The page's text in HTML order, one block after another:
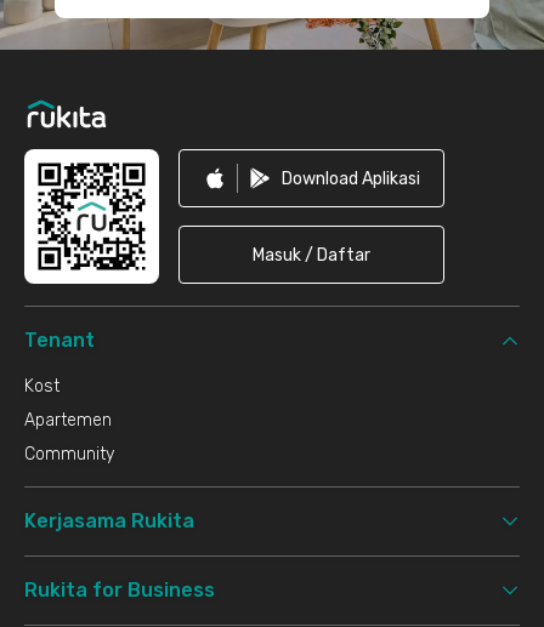
Download Aplikasi
Masuk / Daftar
Tenant
Kost
Apartemen
Community
Kerjasama Rukita
Rukita for Business